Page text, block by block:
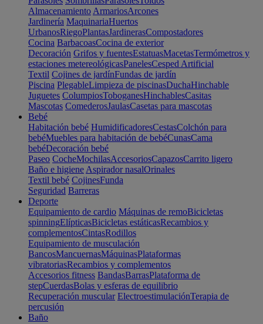
Almacenamiento ArmariosArcones
Jardinería MaquinariaHuertos
UrbanosRiegoPlantasJardinerasCompostadores
Cocina BarbacoasCocina de exterior
Decoración Grifos y fuentesEstatuasMacetasTermómetros y
estaciones metereológicasPanelesCesped Artificial
Textil Cojines de jardínFundas de jardín
Piscina PlegableLimpieza de piscinasDuchaHinchable
Juguetes ColumpiosToboganesHinchablesCasitas
Mascotas ComederosJaulasCasetas para mascotas
Bebé
Habitación bebé HumidificadoresCestasColchón para
bebéMuebles para habitación de bebéCunasCama
bebéDecoración bebé
Paseo CocheMochilasAccesoriosCapazosCarrito ligero
Baño e higiene Aspirador nasalOrinales
Textil bebé CojinesFunda
Seguridad Barreras
Deporte
Equipamiento de cardio Máquinas de remoBicicletas
spinningElípticasBicicletas estáticasRecambios y
complementosCintasRodillos
Equipamiento de musculación
BancosMancuernasMáquinasPlataformas
vibratoriasRecambios y complementos
Accesorios fitness BandasBarrasPlataforma de
stepCuerdasBolas y esferas de equilibrio
Recuperación muscular ElectroestimulaciónTerapia de
percusión
Baño